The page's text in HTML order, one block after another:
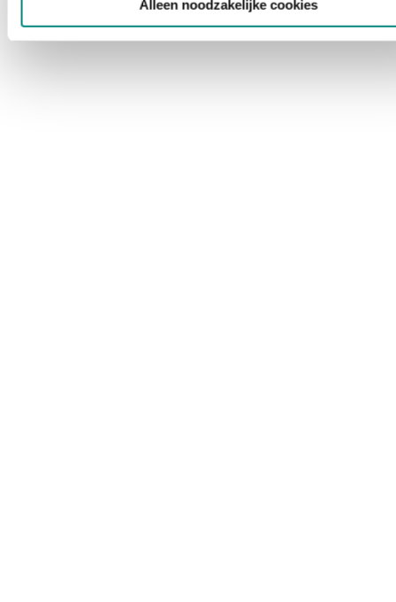
Alleen noodzakelijke cookies